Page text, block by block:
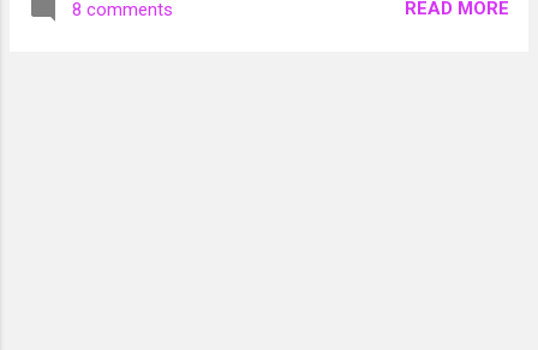
ditengahnya terdapat pulau Samosir itu
8 comments READ MORE